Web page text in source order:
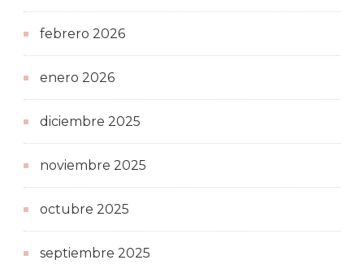
febrero 2026
enero 2026
diciembre 2025
noviembre 2025
octubre 2025
septiembre 2025